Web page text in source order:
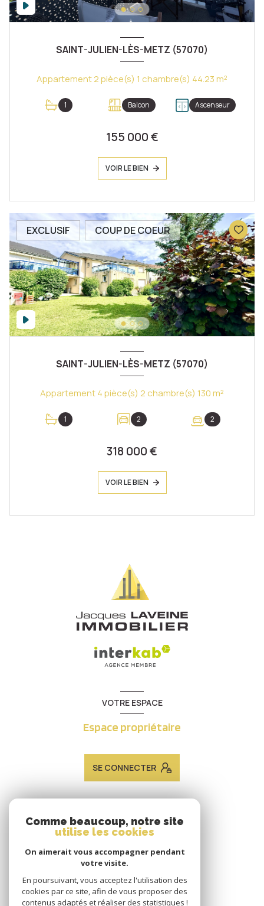
SAINT-JULIEN-LÈS-METZ (57070)
Appartement 2 pièce(s) 1 chambre(s) 44.23 m²
1 Balcon Ascenseur
155 000 €
VOIR LE BIEN
EXCLUSIF COUP DE COEUR
SAINT-JULIEN-LÈS-METZ (57070)
Appartement 4 pièce(s) 2 chambre(s) 130 m²
1 2 2
318 000 €
VOIR LE BIEN
VOTRE ESPACE
Espace propriétaire
SE CONNECTER
ADHÉRENTS
Nous adhérons
Comme beaucoup, notre site
utilise les cookies
On aimerait vous accompagner pendant
votre visite.
En poursuivant, vous acceptez l'utilisation des
cookies par ce site, afin de vous proposer des
contenus adaptés et réaliser des statistiques !